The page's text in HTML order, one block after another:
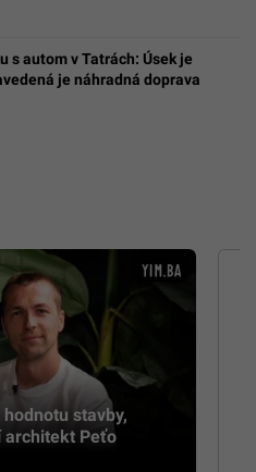
s autom v Tatrách: Úsek je
je náhradná doprava
stavby,
architekt Peťo